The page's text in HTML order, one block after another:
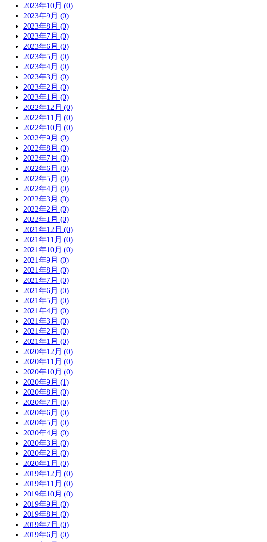
2023年10月 (0)
2023年9月 (0)
2023年8月 (0)
2023年7月 (0)
2023年6月 (0)
2023年5月 (0)
2023年4月 (0)
2023年3月 (0)
2023年2月 (0)
2023年1月 (0)
2022年12月 (0)
2022年11月 (0)
2022年10月 (0)
2022年9月 (0)
2022年8月 (0)
2022年7月 (0)
2022年6月 (0)
2022年5月 (0)
2022年4月 (0)
2022年3月 (0)
2022年2月 (0)
2022年1月 (0)
2021年12月 (0)
2021年11月 (0)
2021年10月 (0)
2021年9月 (0)
2021年8月 (0)
2021年7月 (0)
2021年6月 (0)
2021年5月 (0)
2021年4月 (0)
2021年3月 (0)
2021年2月 (0)
2021年1月 (0)
2020年12月 (0)
2020年11月 (0)
2020年10月 (0)
2020年9月 (1)
2020年8月 (0)
2020年7月 (0)
2020年6月 (0)
2020年5月 (0)
2020年4月 (0)
2020年3月 (0)
2020年2月 (0)
2020年1月 (0)
2019年12月 (0)
2019年11月 (0)
2019年10月 (0)
2019年9月 (0)
2019年8月 (0)
2019年7月 (0)
2019年6月 (0)